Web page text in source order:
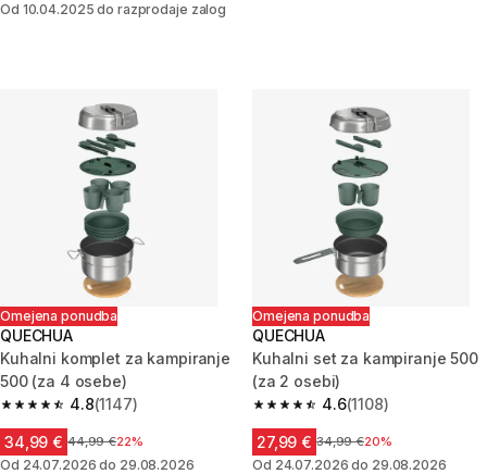
Od 10.04.2025 do razprodaje zalog
Omejena ponudba
QUECHUA
Kuhalni komplet za kampiranje
500 (za 4 osebe)
4.8
4.8 od 5 zvezdic from 1147 ocene
(1147)
34,99 € Cena pred znižanjem
44,99 €22%
Od 24.07.2026 do 29.08.2026
Omejena ponudba
QUECHUA
Kuhalni set za kampiranje 500
(za 2 osebi)
4.6
4.6 od 5 zvezdic from 1108
(1108)
27,99 € Cena pred znižanjem
34,99 €20%
Od 24.07.2026 do 29.08.2026